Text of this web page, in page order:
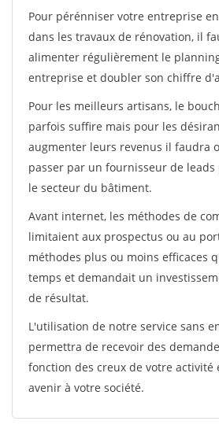
Pour pérénniser votre entreprise
dans les travaux de rénovation, il
alimenter régulièrement le
entreprise et doubler son chiffre
Pour les meilleurs artisans, le
parfois suffire mais pour les
augmenter leurs revenus il faudra
passer par un fournisseur de leads
le secteur du bâtiment.
Avant internet, les méthodes de
limitaient aux prospectus ou au
méthodes plus ou moins efficaces
temps et demandait un
de résultat.
L'utilisation de notre service sans
permettra de recevoir des
fonction des creux de votre activité
avenir à votre société.